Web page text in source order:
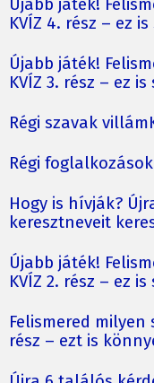
Újabb játék!
KVÍZ 4. rész – ez
Újabb játék!
KVÍZ 3. rész – ez
Régi szavak
Régi
Hogy is hívják?
keresztneveit
Újabb játék!
KVÍZ 2. rész – ez
Felismered milyen
rész – ezt is